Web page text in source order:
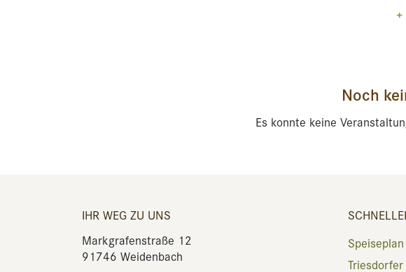
Noch
Es konnte keine
IHR WEG ZU UNS
Markgrafenstraße 12
91746 Weidenbach
Speiseplan